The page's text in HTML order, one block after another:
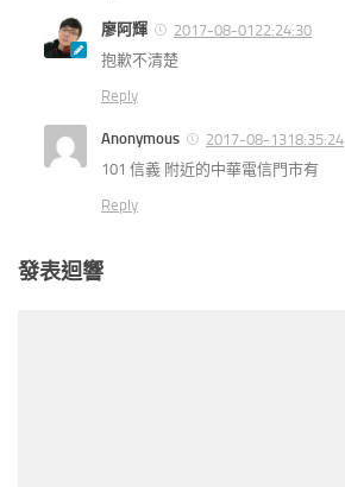
廖阿輝
2017-08-0122:24:30
抱歉不清楚
Reply
Anonymous
2017-08-1318:35:24
101 信義 附近的中華電信門市有
Reply
發表迴響